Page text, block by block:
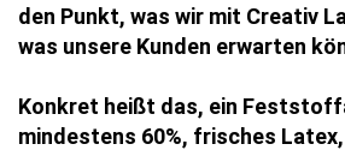
den Punkt, was wir mit Creativ
was unsere Kunden erwarten
Konkret heißt das, ein
mindestens 60%, frisches